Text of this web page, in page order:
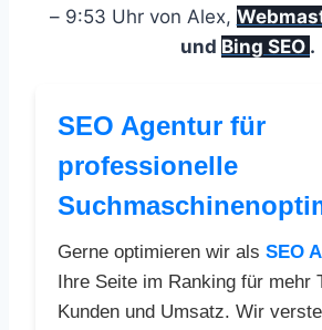
– 9:53 Uhr von Alex,
und Bing SEO .
SEO Agentur für
professionelle
Gerne optimieren wir als SEO
Ihre Seite im Ranking für mehr
Kunden und Umsatz. Wir